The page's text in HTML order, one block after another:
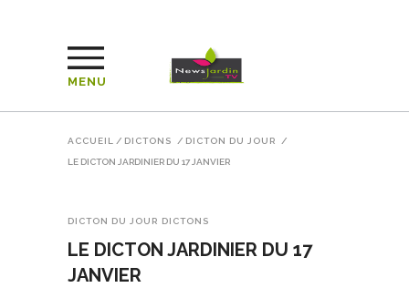
MENU
ACCUEIL / DICTONS / DICTON DU JOUR /
LE DICTON JARDINIER DU 17 JANVIER
DICTON DU JOUR DICTONS
LE DICTON JARDINIER DU 17
JANVIER